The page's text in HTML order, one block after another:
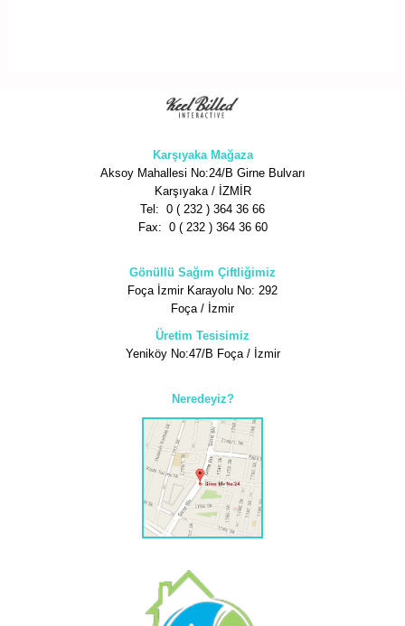
Karşıyaka Mağaza
Aksoy Mahallesi No:24/B Girne Bulvarı
Karşıyaka / İZMİR
Tel: 0 ( 232 ) 364 36 66
Fax: 0 ( 232 ) 364 36 60
Gönüllü Sağım Çiftliğimiz
Foça İzmir Karayolu No: 292
Foça / İzmir
Üretim Tesisimiz
Yeniköy No:47/B Foça / İzmir
Neredeyiz?